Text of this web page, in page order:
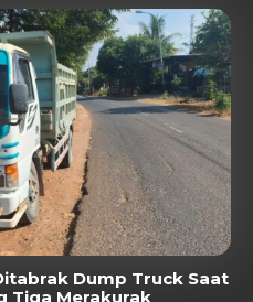
Dump Truck Saat
Tiga Merakurak